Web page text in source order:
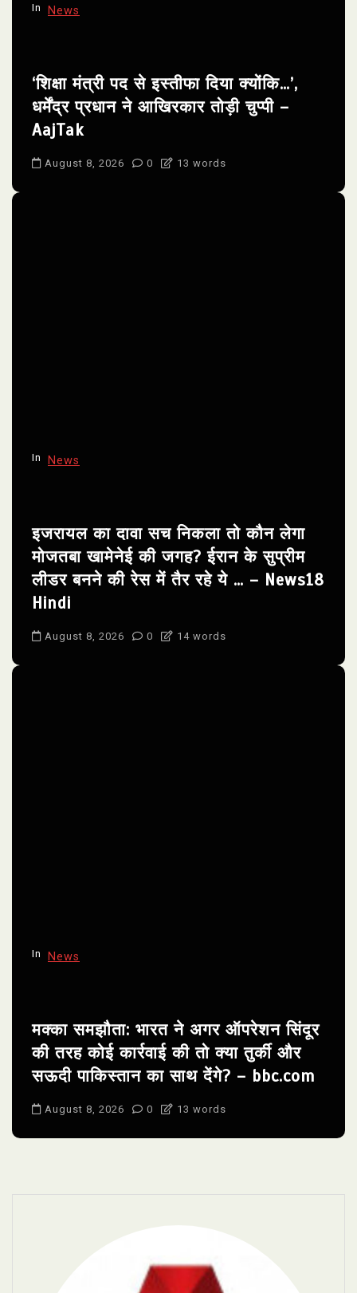
In News
‘शिक्षा मंत्री पद से इस्तीफा दिया क्योंकि…’,
धर्मेंद्र प्रधान ने आखिरकार तोड़ी चुप्पी –
AajTak
August 8, 2026 0 13 words
In News
इजरायल का दावा सच निकला तो कौन लेगा
मोजतबा खामेनेई की जगह? ईरान के सुप्रीम
लीडर बनने की रेस में तैर रहे ये … – News18
Hindi
August 8, 2026 0 14 words
In News
मक्का समझौता: भारत ने अगर ऑपरेशन सिंदूर
की तरह कोई कार्रवाई की तो क्या तुर्की और
सऊदी पाकिस्तान का साथ देंगे? – bbc.com
August 8, 2026 0 13 words